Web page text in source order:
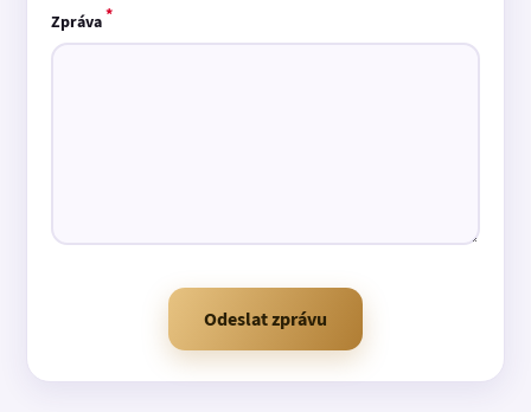
Zpráva*
Odeslat zprávu